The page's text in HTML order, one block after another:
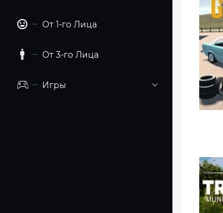
От 1-го Лица
От 3-го Лица
Игры